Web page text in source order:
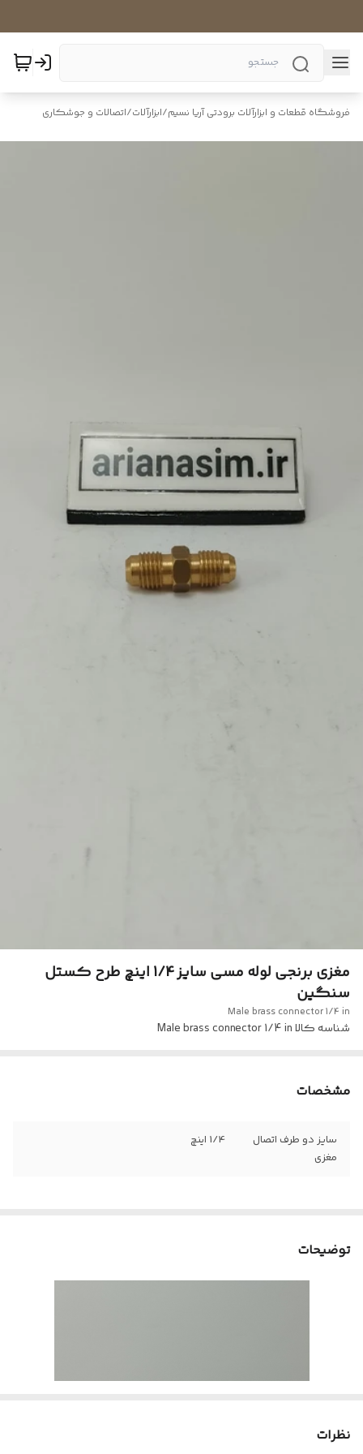
فروشگاه قطعات و ابزارآلات برودتی آریا نسیم/ابزارآلات/اتصالات و جوشکاری
مغزی برنجی لوله مسی سایز 1/4 اینچ طرح کستل
سنگین
Male brass connector 1/4 in
شناسه کالاMale brass connector 1/4 in
مشخصات
سایز دو طرف اتصال
مغزی
1/4 اینچ
توضیحات
نظرات